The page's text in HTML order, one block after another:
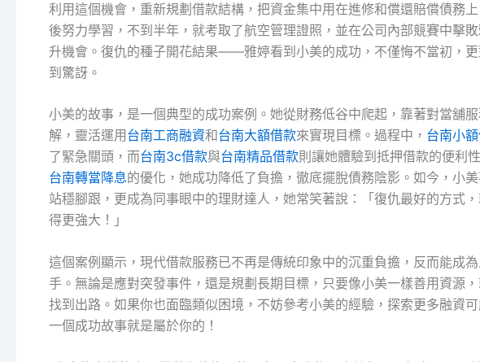
利用這個機會，重新規劃借款結構，把資金集中用在進修和償還賠償債務
後努力學習，不到半年，就考取了航空管理證照，並在公司內部競賽中擊
升機會。復仇的種子開花結果——雅婷看到小美的成功，不僅悔不當初，
到驚訝。
小美的故事，是一個典型的成功案例。她從財務低谷中爬起，靠著對當舖
解，靈活運用 台南工商融資和台南大額借款來實現目標。過程中， 台南小
了緊急關頭，而台南3c借款與台南精品借款則讓她體驗到抵押借款的便利
台南轉當降息的優化，她成功降低了負擔，徹底擺脫債務陰影。如今，小
站穩腳跟，更成為同事眼中的理財達人，她常笑著說：「復仇最好的方式
得更強大！」
這個案例顯示，現代借款服務已不再是傳統印象中的沉重負擔，反而能成
手。無論是應對突發事件，還是規劃長期目標，只要像小美一樣善用資源
找到出路。如果你也面臨類似困境，不妨參考小美的經驗，探索更多融資
一個成功故事就是屬於你的！